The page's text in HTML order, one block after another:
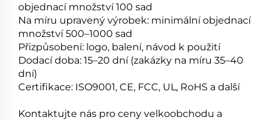
objednací množství 100 sad
Na míru upravený výrobek: minimální objednací
množství 500–1000 sad
Přizpůsobení: logo, balení, návod k použití
Dodací doba: 15–20 dní (zakázky na míru 35–40
dní)
Certifikace: ISO9001, CE, FCC, UL, RoHS a další
Kontaktujte nás pro ceny velkoobchodu a